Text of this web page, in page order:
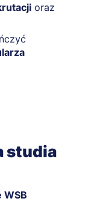
oraz
studia